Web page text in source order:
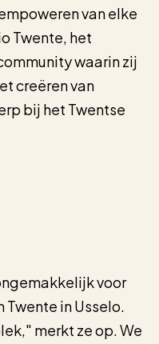
van elke
Twente, het
waarin zij
creëren van
bij het Twentse
voor
in Usselo.
merkt ze op. We